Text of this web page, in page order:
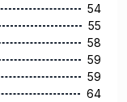
54
55
58
59
59
64